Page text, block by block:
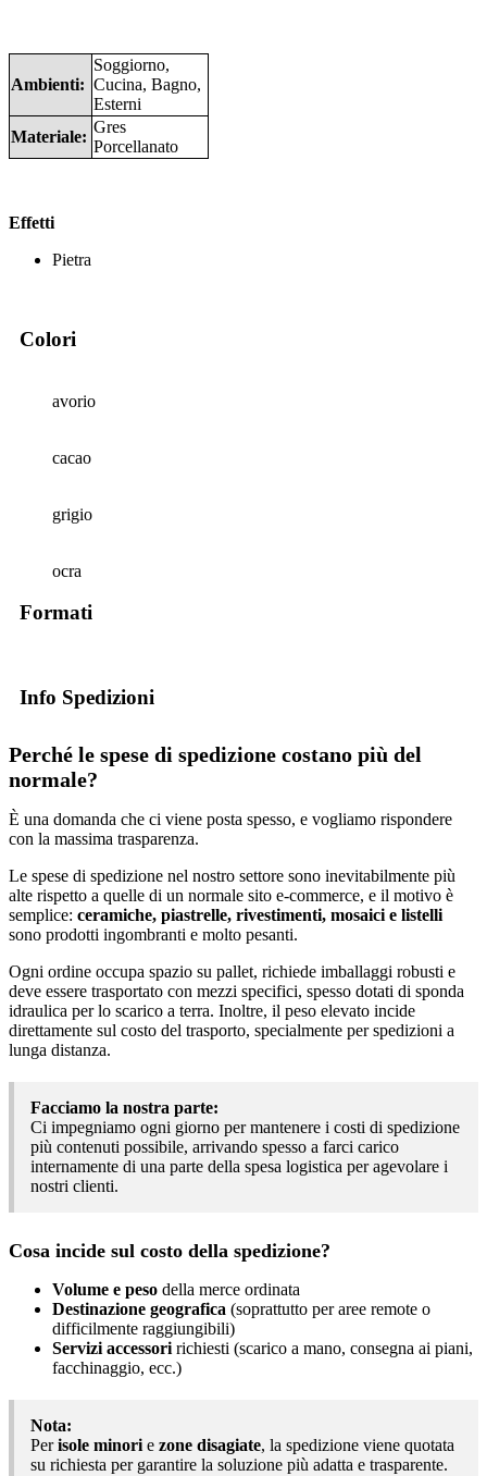
Ambienti:
Soggiorno,
Cucina, Bagno,
Esterni
Materiale:
Gres
Porcellanato
Effetti
Pietra
Colori
avorio
cacao
grigio
ocra
Formati
Info Spedizioni
Perché le spese di spedizione costano più del
normale?
È una domanda che ci viene posta spesso, e vogliamo rispondere
con la massima trasparenza.
Le spese di spedizione nel nostro settore sono inevitabilmente più
alte rispetto a quelle di un normale sito e-commerce, e il motivo è
semplice: ceramiche, piastrelle, rivestimenti, mosaici e listelli
sono prodotti ingombranti e molto pesanti.
Ogni ordine occupa spazio su pallet, richiede imballaggi robusti e
deve essere trasportato con mezzi specifici, spesso dotati di sponda
idraulica per lo scarico a terra. Inoltre, il peso elevato incide
direttamente sul costo del trasporto, specialmente per spedizioni a
lunga distanza.
Facciamo la nostra parte:
Ci impegniamo ogni giorno per mantenere i costi di spedizione
più contenuti possibile, arrivando spesso a farci carico
internamente di una parte della spesa logistica per agevolare i
nostri clienti.
Cosa incide sul costo della spedizione?
Volume e peso della merce ordinata
Destinazione geografica (soprattutto per aree remote o
difficilmente raggiungibili)
Servizi accessori richiesti (scarico a mano, consegna ai piani,
facchinaggio, ecc.)
Nota:
Perisole minori e zone disagiate, la spedizione viene quotata
su richiesta per garantire la soluzione più adatta e trasparente.